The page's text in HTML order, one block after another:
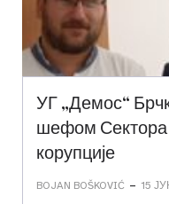
УГ „Демос“
шефом Сектора
корупције
BOJAN BOŠKOVIĆ - 15